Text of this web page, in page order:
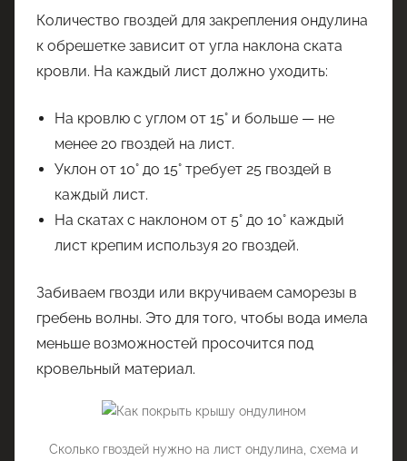
Количество гвоздей для закрепления ондулина
к обрешетке зависит от угла наклона ската
кровли. На каждый лист должно уходить:
На кровлю с углом от 15° и больше — не
менее 20 гвоздей на лист.
Уклон от 10° до 15° требует 25 гвоздей в
каждый лист.
На скатах с наклоном от 5° до 10° каждый
лист крепим используя 20 гвоздей.
Забиваем гвозди или вкручиваем саморезы в
гребень волны. Это для того, чтобы вода имела
меньше возможностей просочится под
кровельный материал.
Сколько гвоздей нужно на лист ондулина, схема и